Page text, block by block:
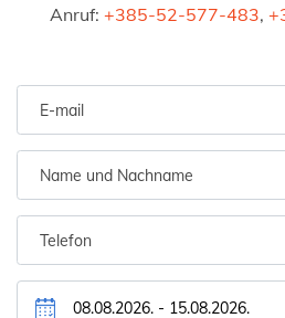
Anruf: +385-52-577-483,